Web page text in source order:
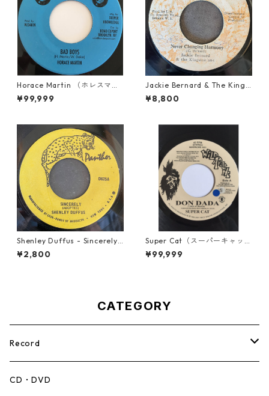
Horace Martin （ホレスマー
ティン） - Bad Boys【7'】
¥99,999
Jackie Bernard & The Kings
tonians - Never Changing H
armony【7-21948】
¥8,800
Shenley Duffus - Sincerely
【7-22021】
¥2,800
Super Cat（スーパーキャッ
ト） - Don Dada【7inch】
¥99,999
CATEGORY
Record
Mento,Calypso,Ballad
CD・DVD